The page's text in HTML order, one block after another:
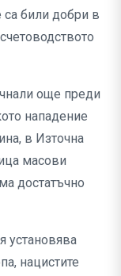
били добри в
още преди
нападение
в Източна
масови
достатъчно
установява
нацистите